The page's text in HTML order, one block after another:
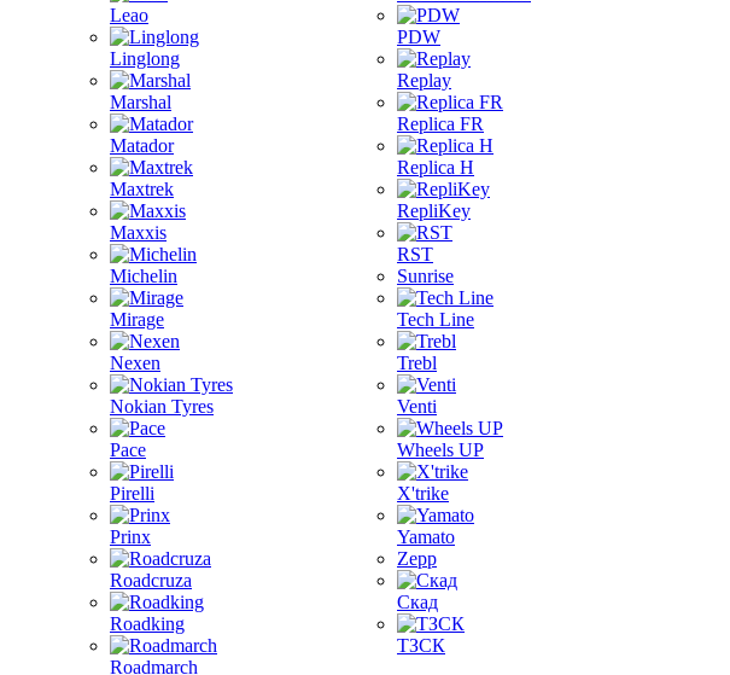
Leao
Linglong
Marshal
Matador
Maxtrek
Maxxis
Michelin
Mirage
Nexen
Nokian Tyres
Pace
Pirelli
Prinx
Roadcruza
Roadking
Roadmarch
PDW
Replay
Replica FR
Replica H
RepliKey
RST
Sunrise
Tech Line
Trebl
Venti
Wheels UP
X'trike
Yamato
Zepp
Скад
ТЗСК